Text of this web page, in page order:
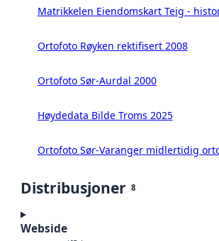
Matrikkelen Eiendomskart Teig -
Ortofoto Røyken rektifisert 2008
Ortofoto Sør-Aurdal 2000
Høydedata Bilde Troms 2025
Ortofoto Sør-Varanger midlertidig
Distribusjoner 8
Webside